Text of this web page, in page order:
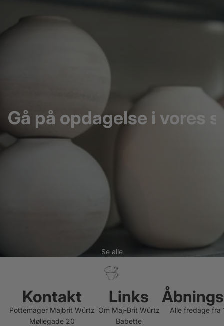
Gå på opdagelse i vores
Se alle
Kontakt
Pottemager Majbrit Würtz
Møllegade 20
Links
Om Maj-Brit Würtz
Babette
Alle fredage fra